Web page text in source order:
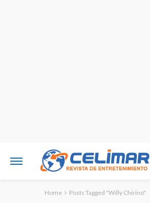
Home Posts Tagged "Willy Chirino"